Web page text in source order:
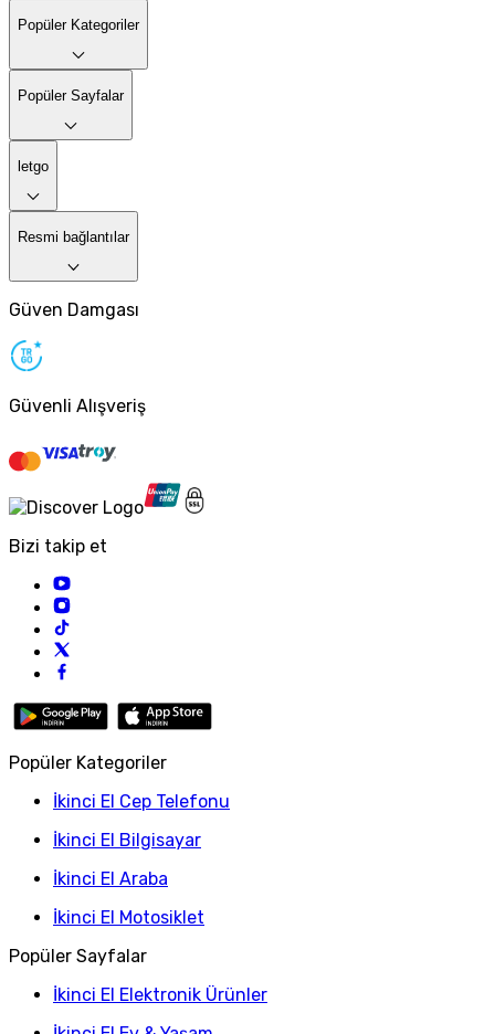
Popüler Kategoriler
Popüler Sayfalar
letgo
Resmi bağlantılar
Güven Damgası
Güvenli Alışveriş
Bizi takip et
Popüler Kategoriler
İkinci El Cep Telefonu
İkinci El Bilgisayar
İkinci El Araba
İkinci El Motosiklet
Popüler Sayfalar
İkinci El Elektronik Ürünler